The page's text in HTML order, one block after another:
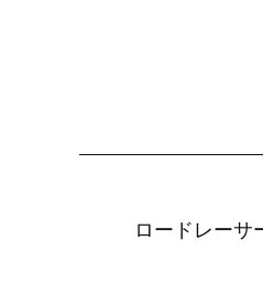
ロードレーサ